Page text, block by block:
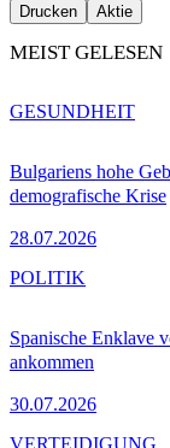
Drucken Aktie
MEIST GELESEN
Bulgariens hohe
demografische Krise
28.07.2026
GESUNDHEIT
Spanische Enklave
ankommen
30.07.2026
POLITIK
VERTEIDIGUNG